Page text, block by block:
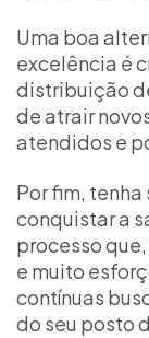
Uma boa
excelência é
distribuição
de atrair
atendidos e
Por fim,
conquistar a
processo
e muito
contínuas
do seu posto